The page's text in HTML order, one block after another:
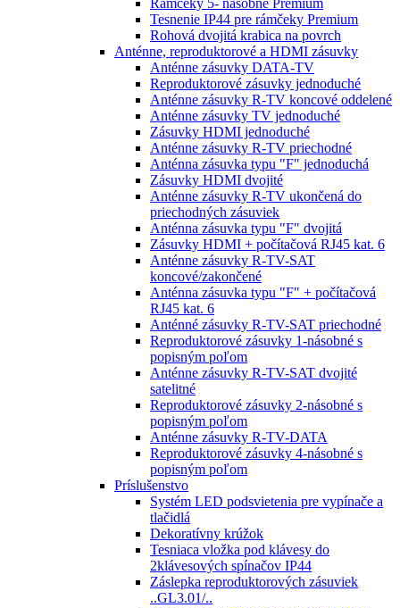
Rámčeky 5- násobné Premium
Tesnenie IP44 pre rámčeky Premium
Rohová dvojitá krabica na povrch
Anténne, reproduktorové a HDMI zásuvky
Anténne zásuvky DATA-TV
Reproduktorové zásuvky jednoduché
Anténne zásuvky R-TV koncové oddelené
Anténne zásuvky TV jednoduché
Zásuvky HDMI jednoduché
Anténne zásuvky R-TV priechodné
Anténna zásuvka typu "F" jednoduchá
Zásuvky HDMI dvojité
Anténne zásuvky R-TV ukončená do
priechodných zásuviek
Anténna zásuvka typu "F" dvojitá
Zásuvky HDMI + počítačová RJ45 kat. 6
Anténne zásuvky R-TV-SAT
koncové/zakončené
Anténna zásuvka typu "F" + počítačová
RJ45 kat. 6
Anténné zásuvky R-TV-SAT priechodné
Reproduktorové zásuvky 1-násobné s
popisným poľom
Anténne zásuvky R-TV-SAT dvojité
satelitné
Reproduktorové zásuvky 2-násobné s
popisným poľom
Anténne zásuvky R-TV-DATA
Reproduktorové zásuvky 4-násobné s
popisným poľom
Príslušenstvo
Systém LED podsvietenia pre vypínače a
tlačidlá
Dekoratívny krúžok
Tesniaca vložka pod klávesy do
2klávesových spínačov IP44
Záslepka reproduktorových zásuviek
..GL3.01/..